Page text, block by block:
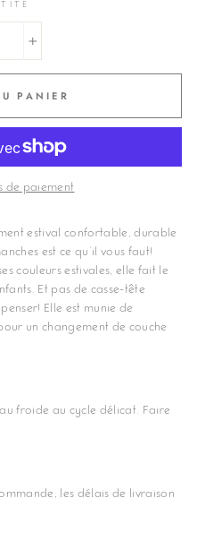
+
PANIER
de paiement
estival confortable, durable
est ce qu'il vous faut!
couleurs estivales, elle fait le
Et pas de casse-tête
Elle est munie de
un changement de couche
froide au cycle délicat. Faire
les délais de livraison